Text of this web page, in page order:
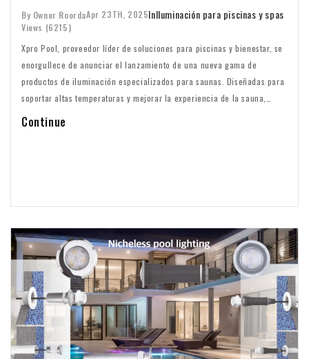
By Owner RoordaApr 23TH, 2025InIluminación para piscinas y spas
Views (6215)
Xpro Pool, proveedor líder de soluciones para piscinas y bienestar, se
enorgullece de anunciar el lanzamiento de una nueva gama de
productos de iluminación especializados para saunas. Diseñadas para
soportar altas temperaturas y mejorar la experiencia de la sauna,
estas soluciones de iluminación ofrecen funcionalidad y ambiente
Continue